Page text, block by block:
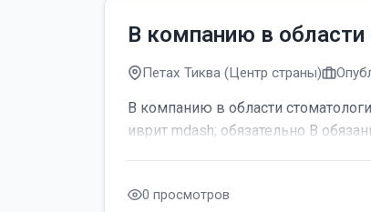
В компанию в
Петах Тиква (Центр страны)
В компанию в области
иврит mdash; обязательно В
0 просмотров